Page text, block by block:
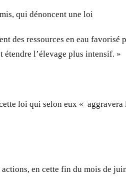
qui dénoncent une loi
des ressources en eau
étendre l’élevage plus intensif. »
loi qui selon eux «
en cette fin du mois de